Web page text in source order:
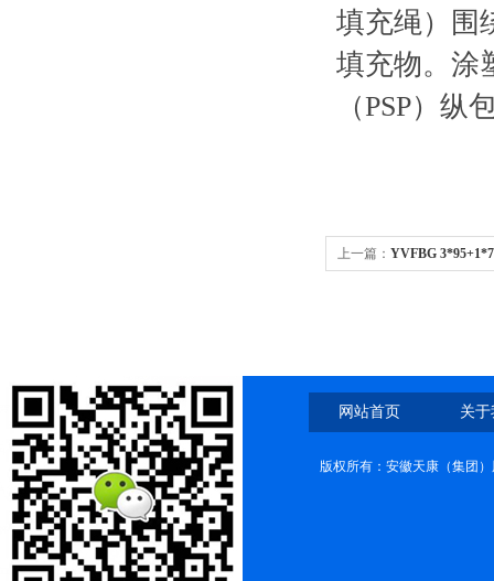
填充绳）围
填充物。涂
（PSP）
上一篇： YVFBG
网站首页 关
版权所有：安徽天康（集团